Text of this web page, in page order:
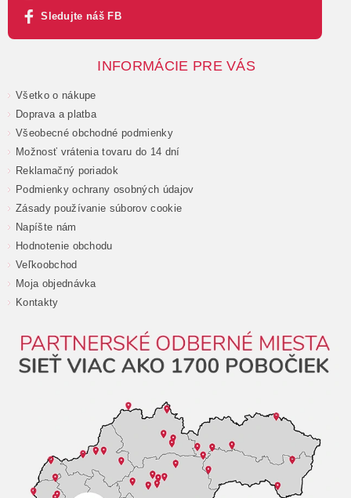
Sledujte náš FB
INFORMÁCIE PRE VÁS
Všetko o nákupe
Doprava a platba
Všeobecné obchodné podmienky
Možnosť vrátenia tovaru do 14 dní
Reklamačný poriadok
Podmienky ochrany osobných údajov
Zásady používanie súborov cookie
Napíšte nám
Hodnotenie obchodu
Veľkoobchod
Moja objednávka
Kontakty